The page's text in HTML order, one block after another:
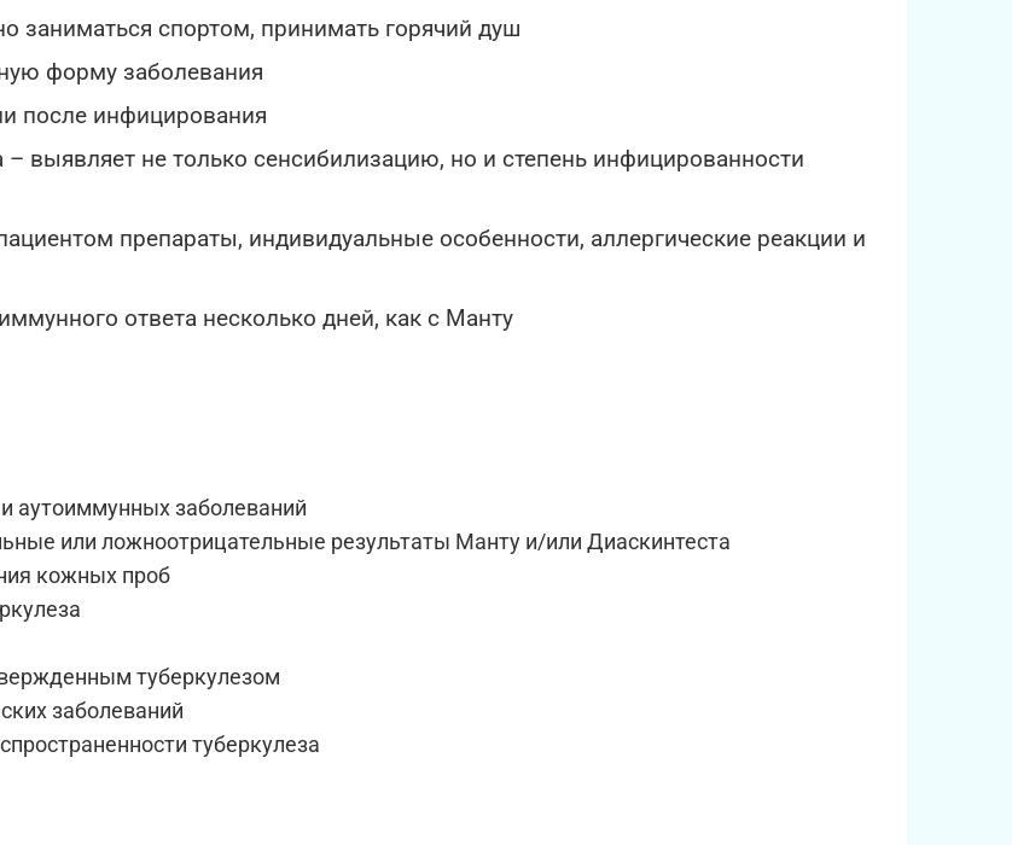
заниматься спортом, принимать горячий душ
форму заболевания
после инфицирования
выявляет не только сенсибилизацию, но и степень инфицированности
препараты, индивидуальные особенности, аллергические реакции и
ответа несколько дней, как с Манту
аутоиммунных заболеваний
или ложноотрицательные результаты Манту и/или Диаскинтеста
кожных проб
туберкулезом
заболеваний
туберкулеза